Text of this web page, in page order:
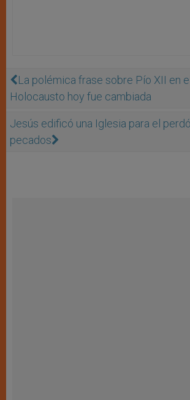
La polémica frase sobre Pío XII en
Holocausto hoy fue cambiada
Jesús edificó una Iglesia para el
pecados